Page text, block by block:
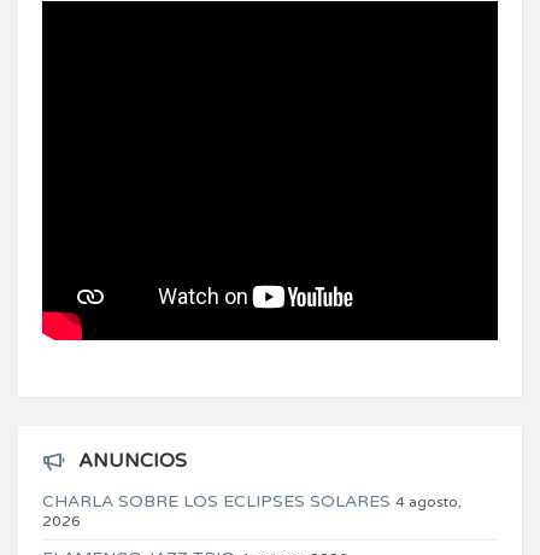
ANUNCIOS
CHARLA SOBRE LOS ECLIPSES SOLARES 4 agosto,
2026